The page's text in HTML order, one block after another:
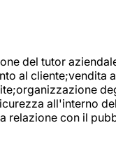
del tutor
al
all'interno
relazione con il